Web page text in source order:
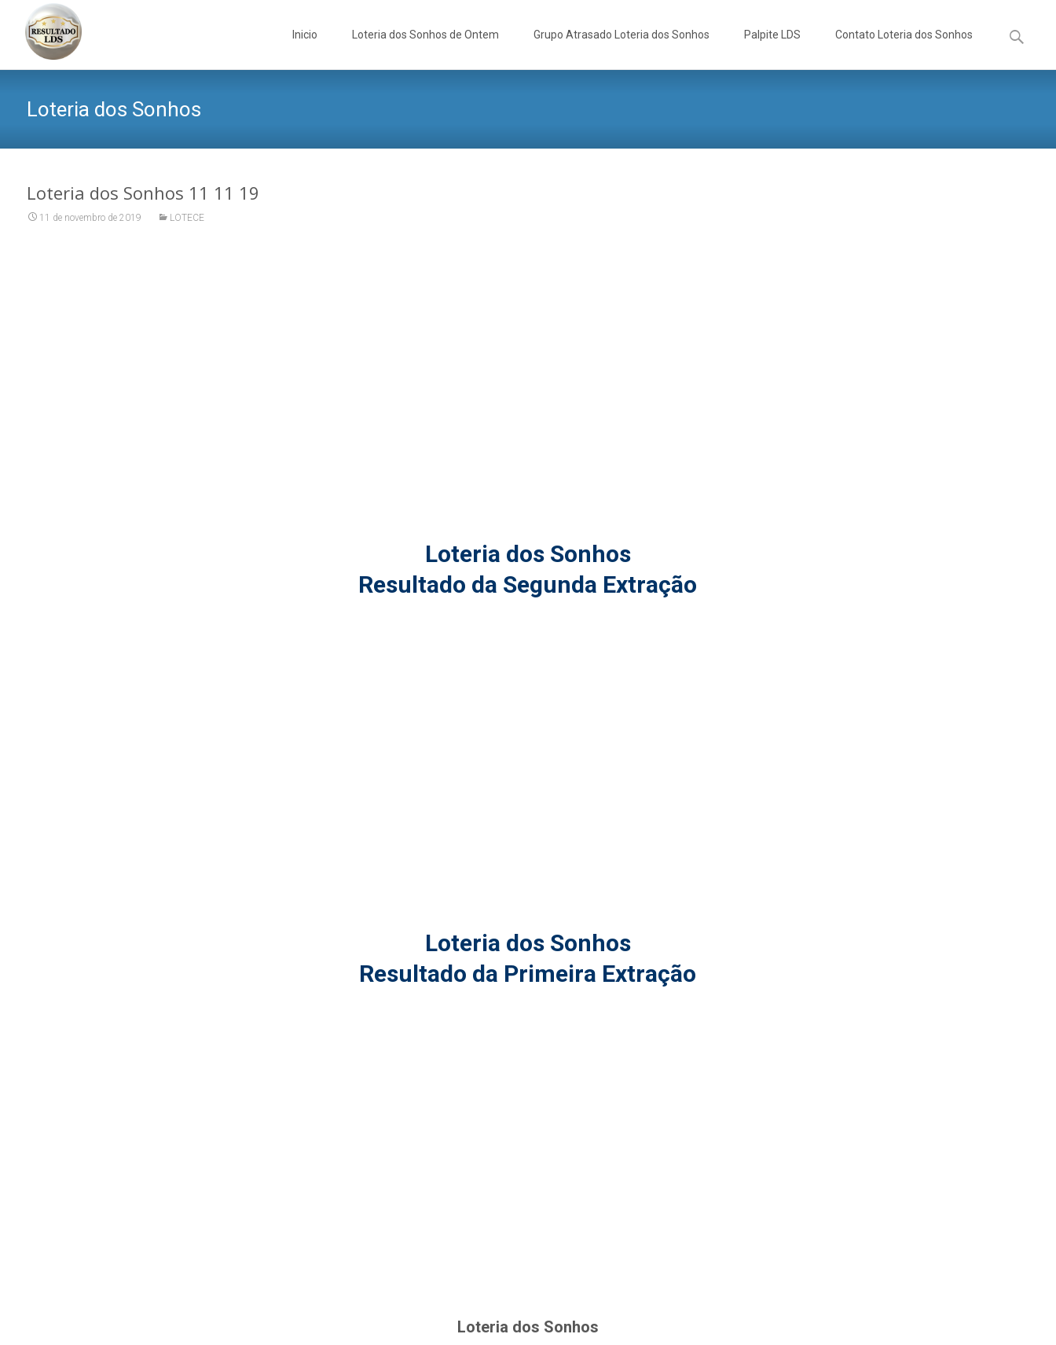
Inicio Loteria dos Sonhos de Ontem Grupo Atrasado Loteria dos Sonhos Palpite LDS Contato Loteria dos Sonhos
por:
Loteria dos Sonhos
Loteria dos Sonhos 11 11 19
11 de novembro de 2019 LOTECE
Loteria dos Sonhos
Resultado da Segunda Extração
Loteria dos Sonhos
Resultado da Primeira Extração
Loteria dos Sonhos